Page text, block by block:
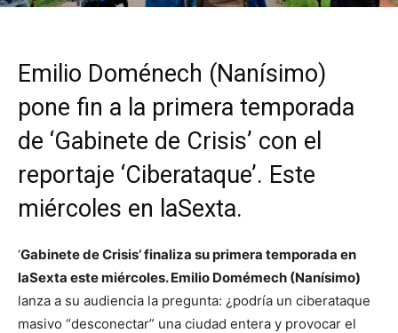
Emilio Doménech (Nanísimo)
pone fin a la primera temporada
de ‘Gabinete de Crisis’ con el
reportaje ‘Ciberataque’. Este
miércoles en laSexta.
‘Gabinete de Crisis’ finaliza su primera temporada en
laSexta este miércoles. Emilio Domémech (Nanísimo)
lanza a su audiencia la pregunta: ¿podría un ciberataque
masivo “desconectar” una ciudad entera y provocar el